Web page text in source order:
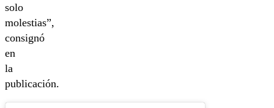
solo
molestias”,
consignó
en
la
publicación.